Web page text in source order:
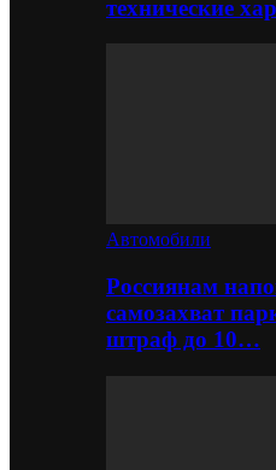
технические
Автомобили
Россиянам
самозахват
штраф до 10…